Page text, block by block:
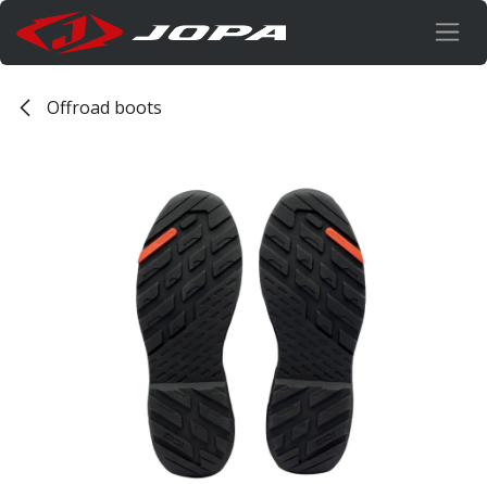
Overslaan naar inhoud
Offroad boots